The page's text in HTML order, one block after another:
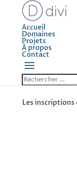
Accueil
Domaines
Projets
À propos
Contact
Les